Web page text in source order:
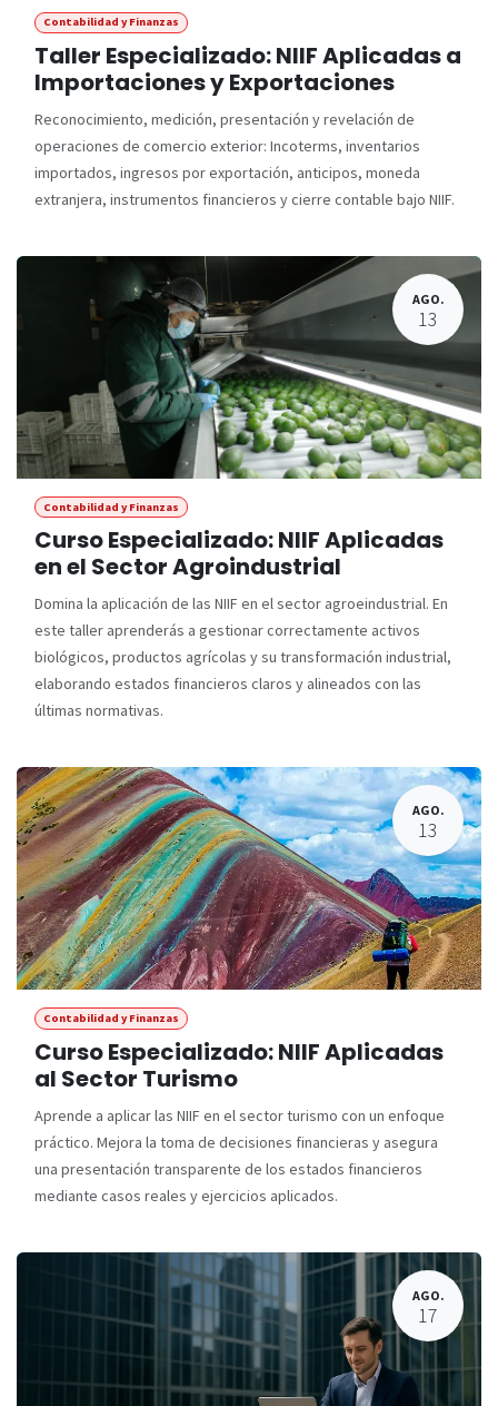
Contabilidad y Finanzas
Taller Especializado: NIIF Aplicadas a
Importaciones y Exportaciones
Reconocimiento, medición, presentación y revelación de
operaciones de comercio exterior: Incoterms, inventarios
importados, ingresos por exportación, anticipos, moneda
extranjera, instrumentos financieros y cierre contable bajo NIIF.
AGO.
13
Contabilidad y Finanzas
Curso Especializado: NIIF Aplicadas
en el Sector Agroindustrial
Domina la aplicación de las NIIF en el sector agroeindustrial. En
este taller aprenderás a gestionar correctamente activos
biológicos, productos agrícolas y su transformación industrial,
elaborando estados financieros claros y alineados con las
últimas normativas.
AGO.
13
Contabilidad y Finanzas
Curso Especializado: NIIF Aplicadas
al Sector Turismo
Aprende a aplicar las NIIF en el sector turismo con un enfoque
práctico. Mejora la toma de decisiones financieras y asegura
una presentación transparente de los estados financieros
mediante casos reales y ejercicios aplicados.
AGO.
17